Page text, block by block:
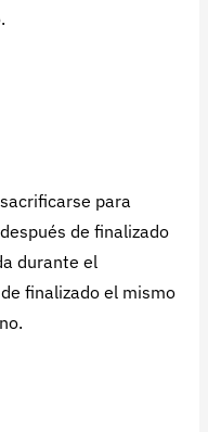
para
de finalizado
durante el
finalizado el mismo